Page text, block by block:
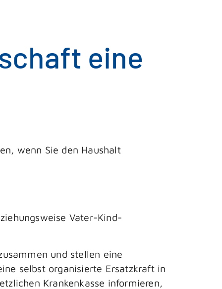
eine
wenn Sie den Haushalt
Vater-Kind-
und stellen eine
selbst organisierte Ersatzkraft in
Krankenkasse informieren,